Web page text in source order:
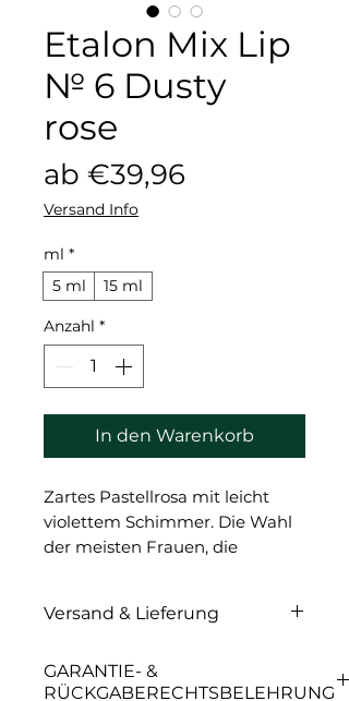
Etalon Mix Lip
№ 6 Dusty
rose
ab €39,96
Versand Info
ml *
5 ml
15 ml
Anzahl *
In den Warenkorb
Zartes Pastellrosa mit leicht
violettem Schimmer. Die Wahl
der meisten Frauen, die
bevorzugen. Für hellere
„Red Velvet“ kombinieren;
Versand & Lieferung
GARANTIE- &
RÜCKGABERECHTSBELEHRUNG